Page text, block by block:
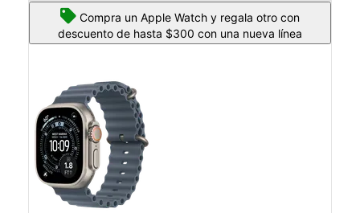
Compra un Apple Watch y regala otro con
descuento de hasta $300 con una nueva línea